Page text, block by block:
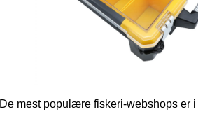
De mest populære fiskeri-webshops er